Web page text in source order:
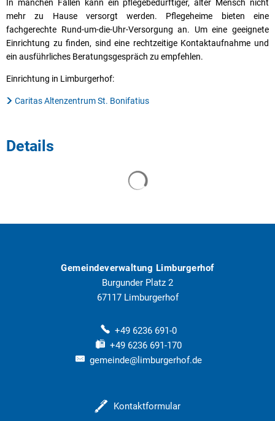
In manchen Fällen kann ein pflegebedürftiger, älter Mensch nicht
mehr zu Hause versorgt werden. Pflegeheime bieten eine
fachgerechte Rund-um-die-Uhr-Versorgung an. Um eine geeignete
Einrichtung zu finden, sind eine rechtzeitige Kontaktaufnahme und
ein ausführliches Beratungsgespräch zu empfehlen.
Einrichtung in Limburgerhof:
Caritas Altenzentrum St. Bonifatius
Details
Gemeindeverwaltung Limburgerhof
Burgunder Platz 2
67117 Limburgerhof
+49 6236 691-0
+49 6236 691-170
gemeinde@limburgerhof.de
Kontaktformular